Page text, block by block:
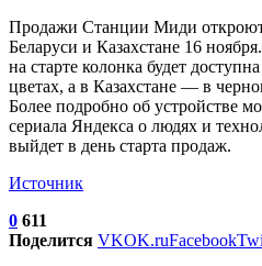
Продажи Станции Миди
Беларуси и Казахстане 16
на старте колонка будет
цветах, а в Казахстане — в
Более подробно об устройстве
сериала Яндекса о людях и
выйдет в день старта продаж.
Источник
0 611
Поделится VKOK.ruFacebook